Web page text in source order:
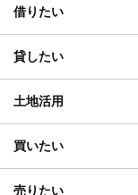
借りたい
貸したい
土地活用
買いたい
売りたい